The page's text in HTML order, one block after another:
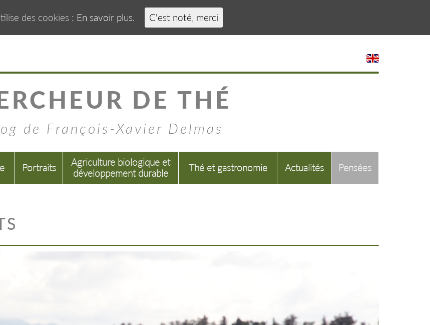
DE THÉ
de François-Xavier Delmas
Portraits
Agriculture biologique et
développement durable
Thé et gastronomie Actualités Pensées
des cookies : En savoir plus. C'est noté, merci